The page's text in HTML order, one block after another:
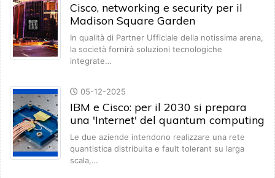
Cisco, networking e security per il
Madison Square Garden
In qualità di Partner Ufficiale della notissima arena,
la società fornirà soluzioni tecnologiche
integrate…
05-12-2025
IBM e Cisco: per il 2030 si prepara
una 'Internet' del quantum computing
Le due aziende intendono realizzare una rete
quantistica distribuita e fault tolerant su larga
scala,…